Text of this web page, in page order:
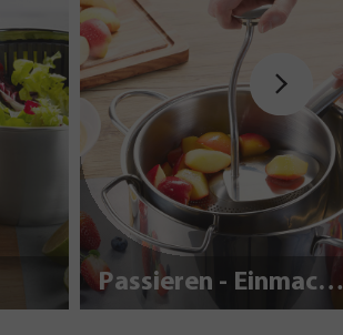
Passieren - Einmachen